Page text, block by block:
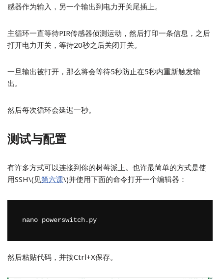
感器作为输入，另一个输出到电力开关尾插上。
主循环一直等待PIR传感器侦测运动，然后打印一条信息，之后
打开电力开关，等待20秒之后关闭开关。
一旦输出被打开，那么将会等待5秒防止在5秒内重新触发输
出。
然后每次循环会延迟一秒。
测试与配置
有许多方式可以连接到你的树莓派上。也许最简单的方式是使
用SSH\(见第六课\)并使用下面的命令打开一个编辑器：
nano powerswitch.py
然后粘贴代码，并按Ctrl+X保存。